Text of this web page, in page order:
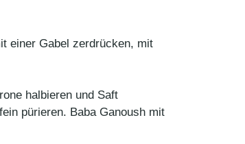
einer Gabel zerdrücken, mit
halbieren und Saft
pürieren. Baba Ganoush mit